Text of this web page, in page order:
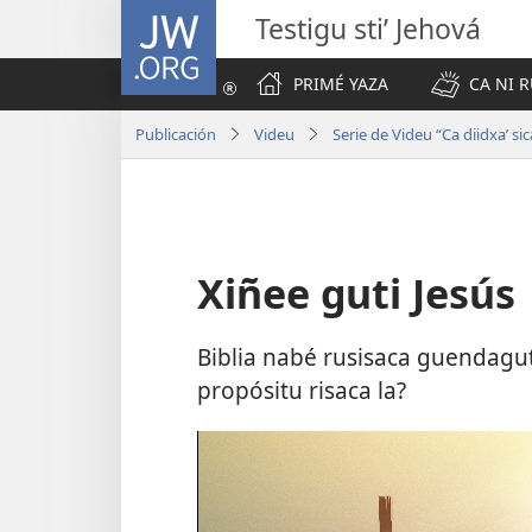
JW.ORG Testigu stiʼ Jehová
PRIMÉ YAZA CA NI
Publicación Videu Serie de Videu “Ca diidxaʼ
Xiñee guti Jesús
Biblia nabé rusisaca
propósitu risaca la?